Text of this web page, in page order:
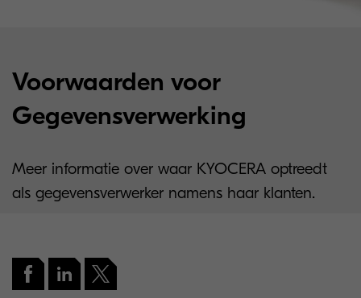
Voorwaarden voor
Gegevensverwerking
Meer informatie over waar KYOCERA optreedt
als gegevensverwerker namens haar klanten.